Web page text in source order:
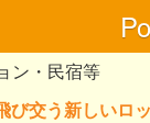
ン・民宿等
交う新しいロ